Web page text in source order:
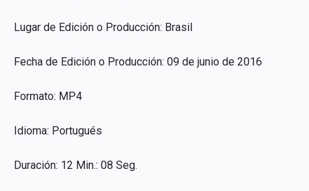
Lugar de Edición o Producción: Brasil
Fecha de Edición o Producción: 09 de junio de 2016
Formato: MP4
Idioma: Portugués
Duración: 12 Min.: 08 Seg.